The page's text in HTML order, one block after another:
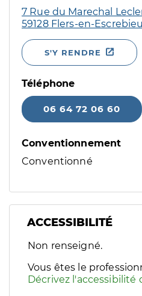
7 Rue du Marechal
59128 Flers-en-
S'Y RENDRE
Téléphone
06 64 72 06 60
Conventionnement
Conventionné
ACCESSIBILITÉ
Filtres
Sélectionnez un ou
Non renseigné.
Vous êtes le
Décrivez l'accessibilité